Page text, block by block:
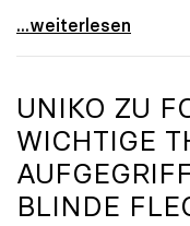
uniko zu
...weiterlesen
UNIKO ZU
WICHTIGE
BLINDE